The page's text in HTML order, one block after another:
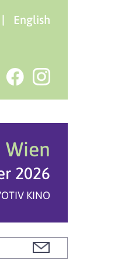
| English
Wien
2026
KINO